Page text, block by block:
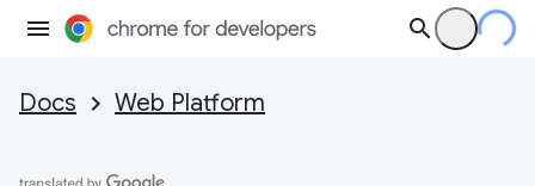
Docs Web Platform